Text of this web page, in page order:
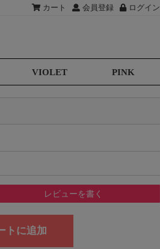
カート 会員登録 ログイン
VIOLET PINK
レビューを書く
トに追加